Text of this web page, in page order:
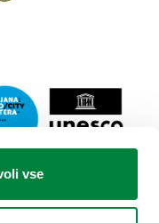
vse